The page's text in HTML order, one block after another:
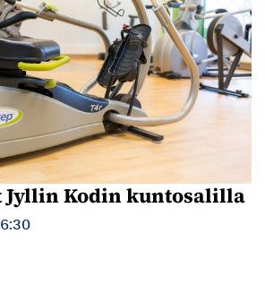
Jyllin Kodin kuntosalilla